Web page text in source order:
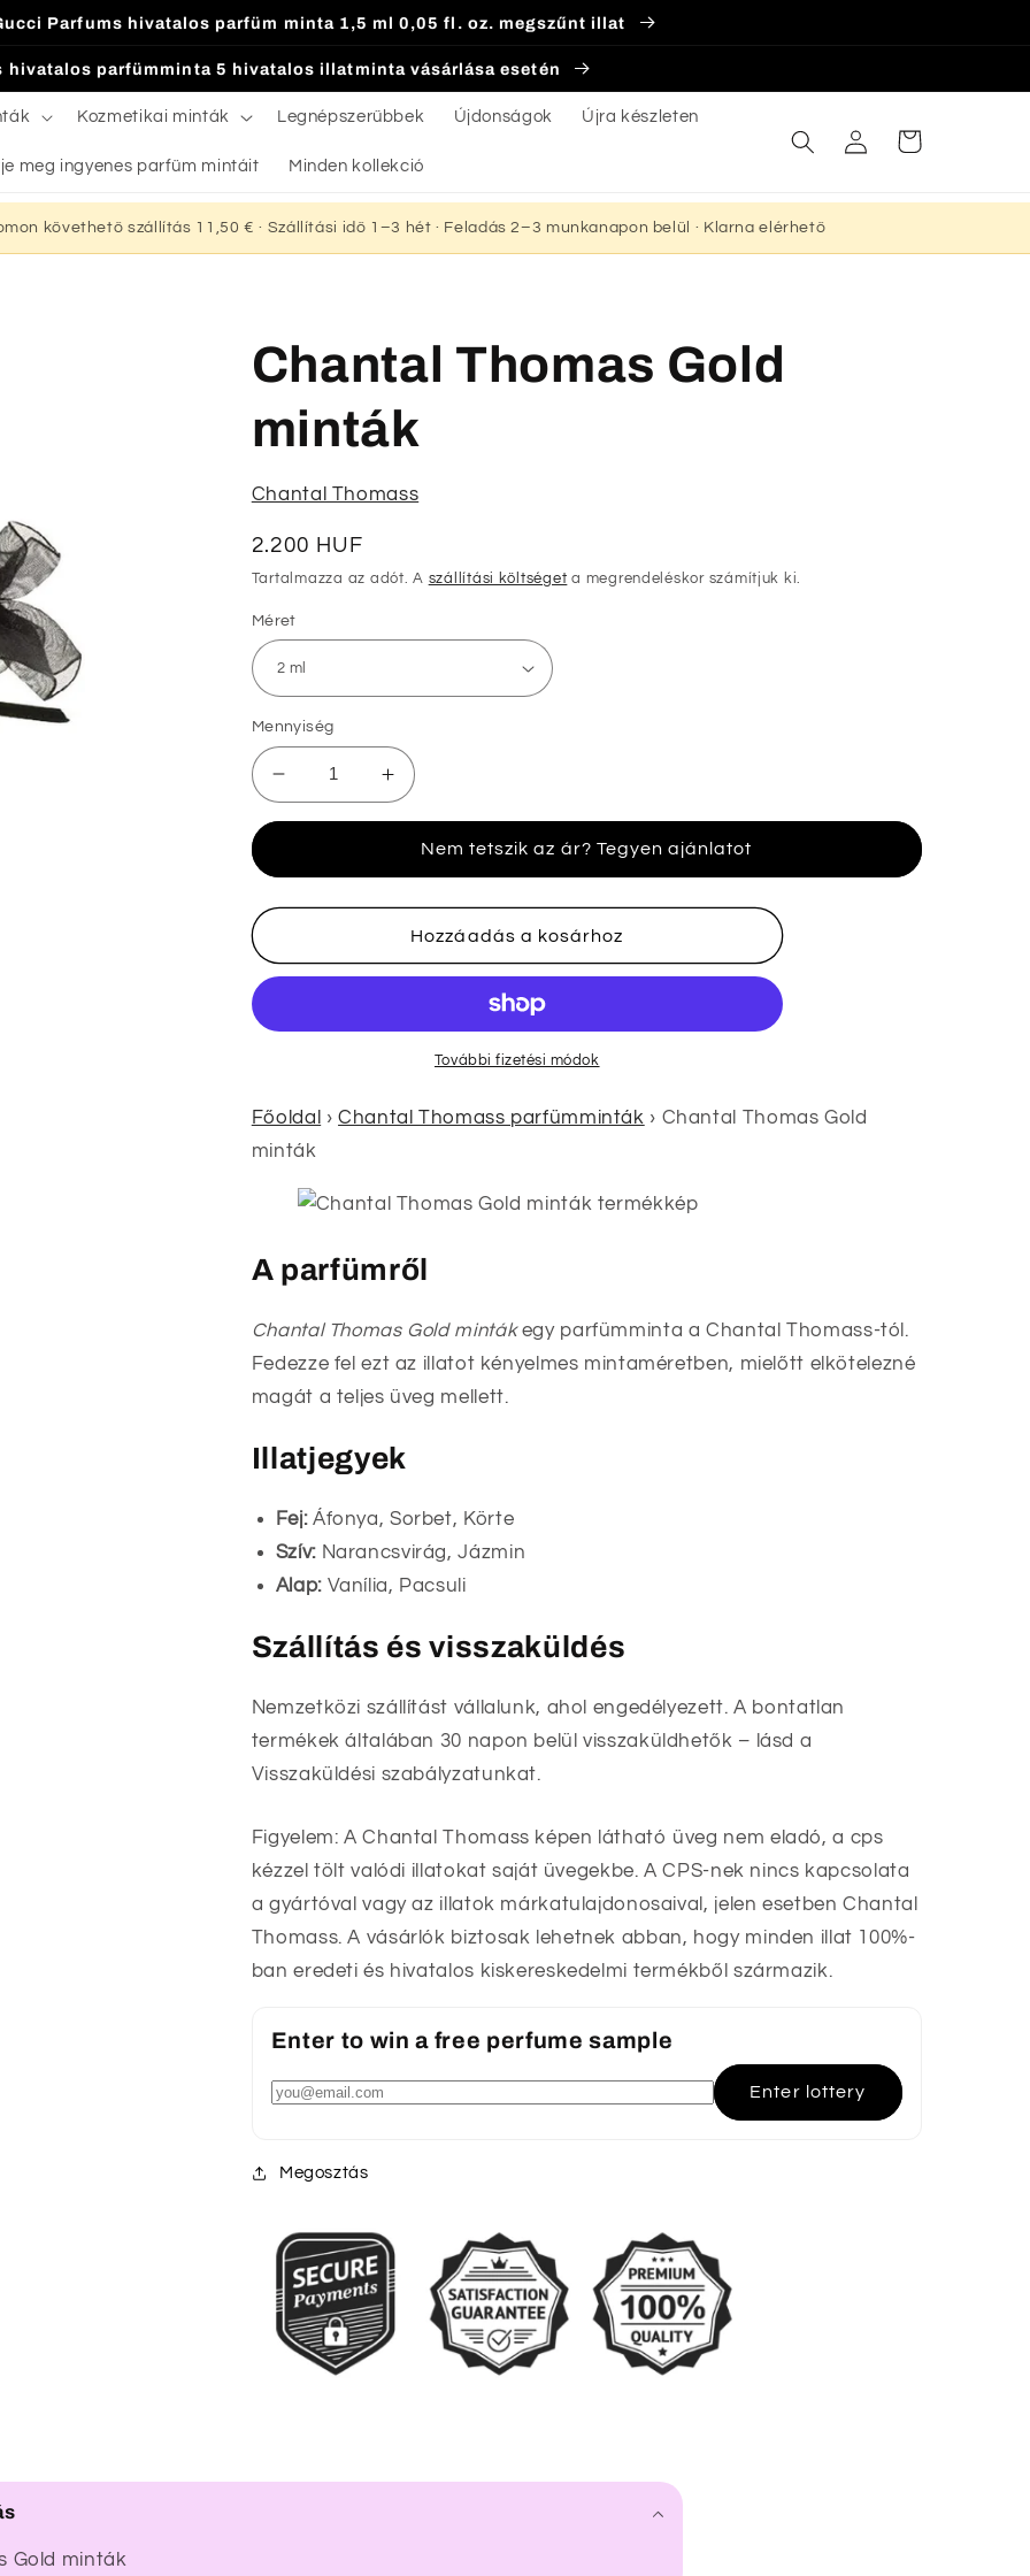
Parfums hivatalos parfüm minta 1,5 ml 0,05 fl. oz. megszűnt illat
hivatalos parfümminta 5 hivatalos illatminta vásárlása esetén
Kozmetikai minták Legnépszerűbbek Újdonságok Újra készleten
meg ingyenes parfüm mintáit Minden kollekció
Bejelentkezés
Kosár
követhető szállítás 11,50 € · Szállítási idő 1–3 hét · Feladás 2–3 munkanapon belül · Klarna elérhető
Chantal Thomas Gold
minták
Chantal Thomass
Normál
ár
2.200 HUF
Tartalmazza az adót. A szállítási költséget a megrendeléskor számítjuk ki.
Méret
Mennyiség
Chantal
Thomas
mennyiségének
csökkentése
Chantal
Thomas
minták
mennyiségének
növelése
Nem tetszik az ár? Tegyen ajánlatot
Hozzáadás a kosárhoz
További fizetési módok
Főoldal ›Chantal Thomass parfümminták › Chantal Thomas Gold
minták
A parfümről
Chantal Thomas Gold mintákegy parfümminta a Chantal Thomass-tól.
Fedezze fel ezt az illatot kényelmes mintaméretben, mielőtt elkötelezné
magát a teljes üveg mellett.
Illatjegyek
Fej:Áfonya, Sorbet, Körte
Szív:Narancsvirág, Jázmin
Alap:Vanília, Pacsuli
Szállítás és visszaküldés
Nemzetközi szállítást vállalunk, ahol engedélyezett. A bontatlan
termékek általában 30 napon belül visszaküldhetők – lásd a
Visszaküldési szabályzatunkat.
Figyelem: A Chantal Thomass képen látható üveg nem eladó, a cps
kézzel tölt valódi illatokat saját üvegekbe. A CPS-nek nincs kapcsolata
a gyártóval vagy az illatok márkatulajdonosaival, jelen esetben Chantal
Thomass. A vásárlók biztosak lehetnek abban, hogy minden illat 100%-
ban eredeti és hivatalos kiskereskedelmi termékből származik.
Enter to win a free perfume sample
Enter lottery
Megosztás
Gold minták